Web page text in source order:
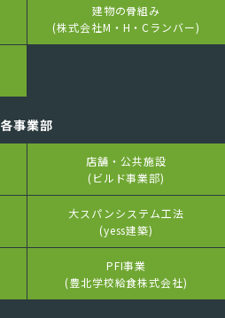
建物の骨組み
(株式会社M・H・Cランバー)
各事業部
店舗・公共施設
(ビルド事業部)
大スパンシステム工法
(yess建築)
PFI事業
(豊北学校給食株式会社)